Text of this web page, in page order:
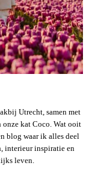
Utrecht, samen met
kat Coco. Wat ooit
blog waar ik alles deel
interieur inspiratie en
leven.